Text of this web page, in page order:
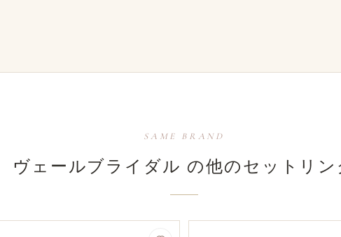
SAME BRAND
ヴェールブライダル の​他の​セットリン